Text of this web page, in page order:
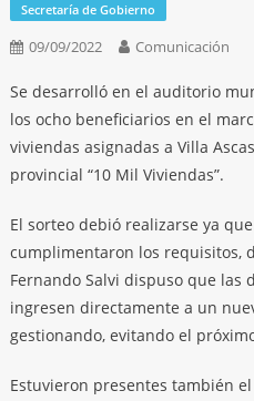
Secretaría de Gobierno
09/09/2022 Comunicación
Se desarrolló en el auditorio
los ocho beneficiarios en el
viviendas asignadas a Villa
provincial “10 Mil Viviendas”.
El sorteo debió realizarse ya
cumplimentaron los requisitos,
Fernando Salvi dispuso que las
ingresen directamente a un
gestionando, evitando el
Estuvieron presentes también el